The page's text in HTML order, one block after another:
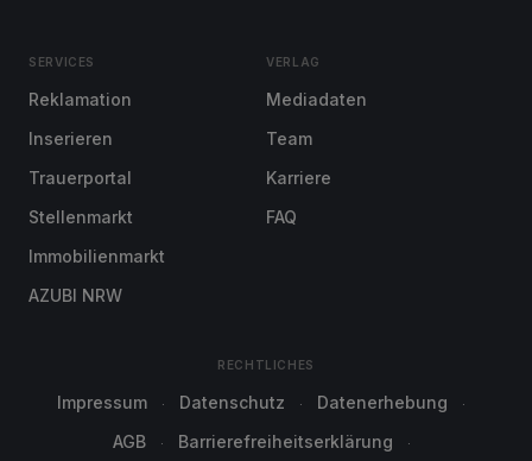
SERVICES
Reklamation
Inserieren
Trauerportal
Stellenmarkt
Immobilienmarkt
AZUBI NRW
VERLAG
Mediadaten
Team
Karriere
FAQ
RECHTLICHES
Impressum Datenschutz
Datenerhebung
AGB
Barrierefreiheitserklärung